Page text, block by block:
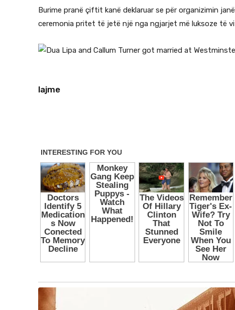
Burime pranë çiftit kanë deklaruar se për organizimin
ceremonia pritet të jetë një nga ngjarjet më luksoze të
lajme